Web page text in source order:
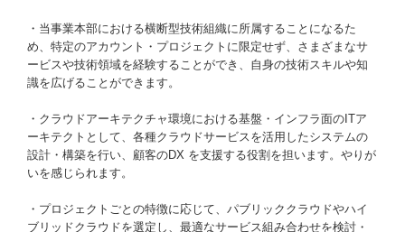
・当事業本部における横断型技術組織に所属することになるた
め、特定のアカウント・プロジェクトに限定せず、さまざまなサ
ービスや技術領域を経験することができ、自身の技術スキルや知
識を広げることができます。
・クラウドアーキテクチャ環境における基盤・インフラ面のITア
ーキテクトとして、各種クラウドサービスを活用したシステムの
設計・構築を行い、顧客のDX を支援する役割を担います。やりが
いを感じられます。
・プロジェクトごとの特徴に応じて、パブリッククラウドやハイ
ブリッドクラウドを選定し、最適なサービス組み合わせを検討・